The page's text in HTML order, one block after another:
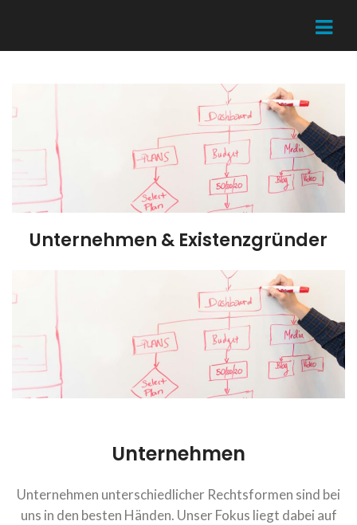
Unternehmen & Existenzgründer
Unternehmen
Unternehmen unterschiedlicher Rechtsformen sind bei
uns in den besten Händen. Unser Fokus liegt dabei auf